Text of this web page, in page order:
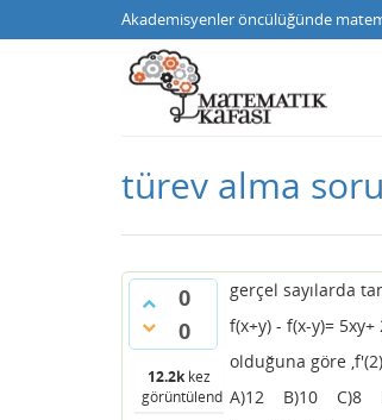
Akademisyenler öncülüğünde
türev alma
0
0
12.2kkez
görüntülendi
gerçel sayılarda
f(x+y) - f(x-y)= 5xy+
olduğuna göre
A)12 B)10 C)8